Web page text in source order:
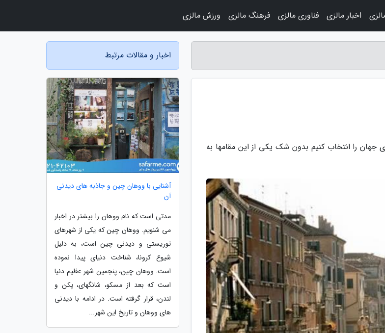
مالزی، خبر آنلاین: اگر بخواهیم 10 شهر زیبای جهان را انتخاب کنیم بدون شک یکی از این مقامها به
اخبار و مقالات مرتبط
آشنایی با ووهان چین و جاذبه های دیدنی
آن
مدتی است که نام ووهان را بیشتر در اخبار
می شنویم. ووهان چین که یکی از شهرهای
توریستی و دیدنی چین است، به دلیل
شیوع کرونا، شناخت دنیای پیدا نموده
است. ووهان چین، پنجمین شهر عظیم دنیا
است که بعد از مسکو، شانگهای، پکن و
لندن، قرار گرفته است. در ادامه با دیدنی
های ووهان و تاریخ این شهر...
اخبار مالزی فناوری مالزی فرهنگ مالزی ورزش مالزی